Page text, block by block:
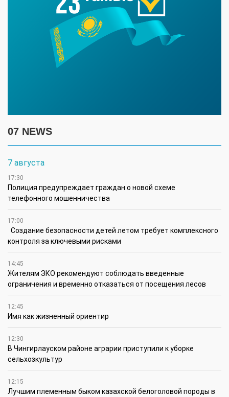
07 NEWS
7 августа
17:30
Полиция предупреждает граждан о новой схеме
телефонного мошенничества
17:00
Создание безопасности детей летом требует комплексного
контроля за ключевыми рисками
14:45
Жителям ЗКО рекомендуют соблюдать введенные
ограничения и временно отказаться от посещения лесов
12:45
Имя как жизненный ориентир
12:30
В Чингирлауском районе аграрии приступили к уборке
сельхозкультур
12:15
Лучшим племенным быком казахской белоголовой породы в